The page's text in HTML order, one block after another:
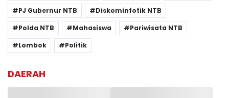
PJ Gubernur NTB
Diskominfotik NTB
Polda NTB
Mahasiswa
Pariwisata NTB
Lombok
Politik
DAERAH